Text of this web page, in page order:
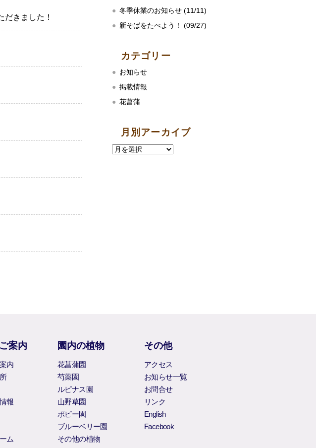
きました！
冬季休業のお知らせ (11/11)
新そばをたべよう！ (09/27)
カテゴリー
お知らせ
掲載情報
花菖蒲
月別アーカイブ
案内
内
報
ム
園内の植物
花菖蒲園
芍薬園
ルピナス園
山野草園
ポピー園
ブルーベリー園
その他の植物
その他
アクセス
お知らせ一覧
お問合せ
リンク
English
Facebook